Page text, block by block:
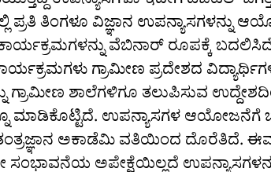
ತಿಂಗಳೂ ವಿಜ್ಞಾನ ಉಪನ್ಯಾಸಗಳನ್ನು
ವೆಬಿನಾರ್‌ ರೂಪಕ್ಕೆ
ಗ್ರಾಮೀಣ ಪ್ರದೇಶದ
ಗ್ರಾಮೀಣ ಶಾಲೆಗಳಿಗೂ ತಲುಪಿಸುವ
ಮಾಡಿಕೊಟ್ಟಿದೆ. ಉಪನ್ಯಾಸಗಳ ಆಯೋಜನೆಗೆ
ತಂತ್ರಜ್ಞಾನ ಅಕಾಡೆಮಿ ವತಿಯಿಂದ ದೊರೆತಿದೆ.
ಅಪೇಕ್ಷೆಯಿಲ್ಲದೆ